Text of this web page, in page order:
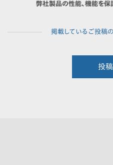
弊社製品の性能、機能を保
投